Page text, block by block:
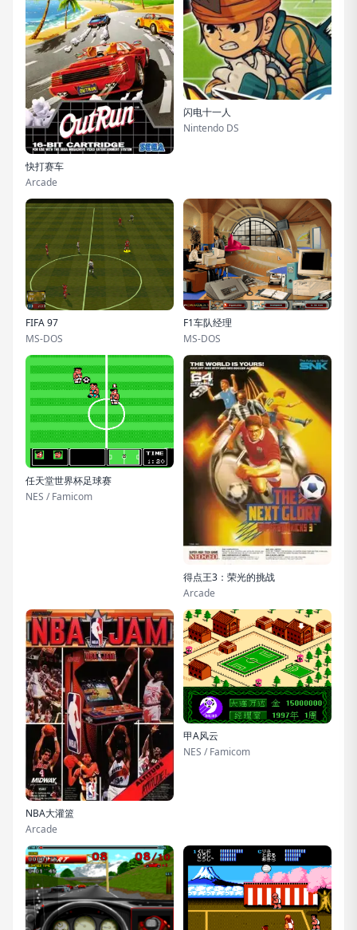
快打赛车
Arcade
闪电十一人
Nintendo DS
FIFA 97
MS-DOS
F1车队经理
MS-DOS
任天堂世界杯足球赛
NES / Famicom
得点王3：荣光的挑战
Arcade
NBA大灌篮
Arcade
甲A风云
NES / Famicom